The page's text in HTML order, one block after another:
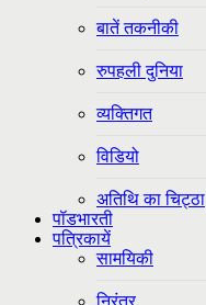
बातें तकनीकी
रुपहली दुनिया
व्यक्तिगत
विडियो
अतिथि का चिट्ठा
पॉडभारती
पत्रिकायें
सामयिकी
निरंतर